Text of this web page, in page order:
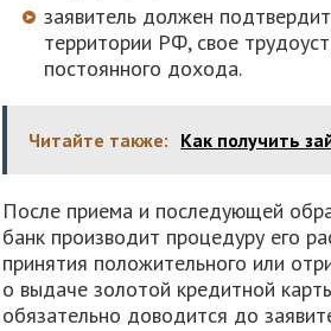
заявитель должен
территории РФ, свое
постоянного дохода.
Читайте также: Как получить
После приема и последующей
банк производит процедуру его
принятия положительного или
о выдаче золотой кредитной
обязательно доводится до